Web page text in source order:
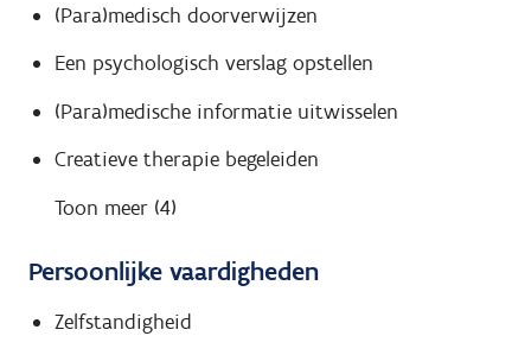
(Para)medisch doorverwijzen
Een psychologisch verslag opstellen
(Para)medische informatie uitwisselen
Creatieve therapie begeleiden
Toon meer (4)
Persoonlijke vaardigheden
Zelfstandigheid